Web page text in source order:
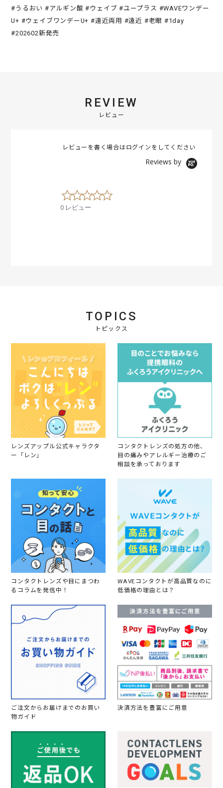
#うるおい #アルギン酸 #ウェイブ #ユープラス #WAVEワンデー
U+ #ウェイブワンデーU+ #遠近両用 #遠近 #老眼 #1day
#202602新発売
REVIEW
レビュー
レビューを書く場合はログイン をしてください
Reviews by
0
.
0 レビュー
TOPICS
トピックス
レンズアップル公式キャラクタ
ー「レン」
コンタクトレンズの処方の他、
目の痛みやアレルギー治療のご
相談を承っております
コンタクトレンズや目にまつわ
るコラムを発信中！
WAVEコンタクトが高品質なのに
低価格の理由とは？
ご注文からお届けまでのお買い
物ガイド
決済方法を豊富にご用意